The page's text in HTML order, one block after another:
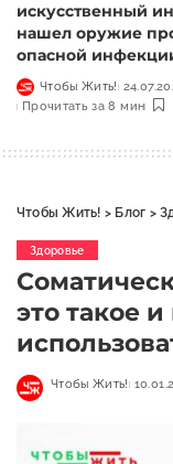
искусственный
нашел оружие
опасной
Чтобы Жить!
Прочитать за 8 мин
Чтобы Жить! > Блог >
Здоровье
это такое
Чтобы Жить!